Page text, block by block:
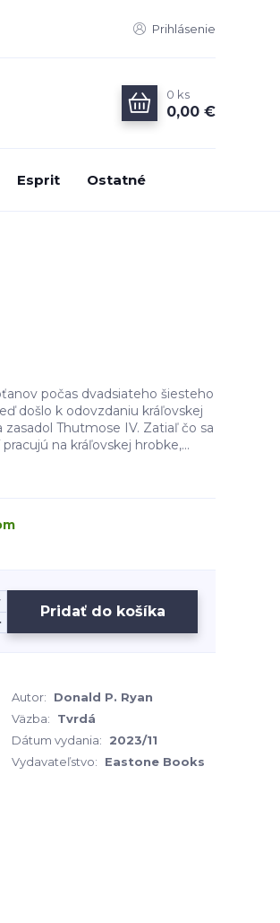
Prihlásenie
0 ks
0,00 €
Esprit Ostatné
počas dvadsiateho šiesteho
došlo k odovzdaniu kráľovskej
Thutmose IV. Zatiaľ čo sa
na kráľovskej hrobke,...
Pridať do košíka
Autor:
Donald P. Ryan
Väzba:
Tvrdá
Dátum vydania:
2023/11
Vydavateľstvo: Eastone Books